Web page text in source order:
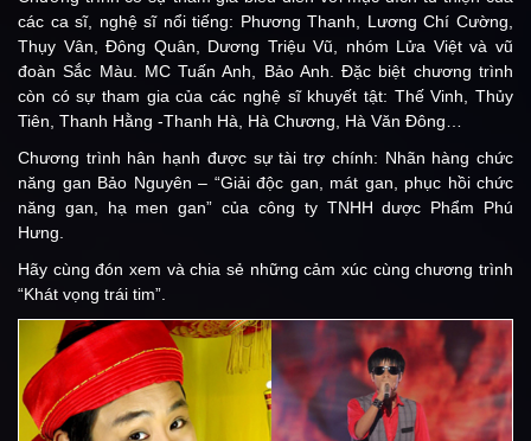
các ca sĩ, nghệ sĩ nổi tiếng: Phương Thanh, Lương Chí Cường,
Thụy Vân, Đông Quân, Dương Triệu Vũ, nhóm Lửa Việt và vũ
đoàn Sắc Màu. MC Tuấn Anh, Bảo Anh. Đặc biệt chương trình
còn có sự tham gia của các nghệ sĩ khuyết tật: Thế Vinh, Thủy
Tiên, Thanh Hằng -Thanh Hà, Hà Chương, Hà Văn Đông…
Chương trình hân hạnh được sự tài trợ chính: Nhãn hàng chức
năng gan Bảo Nguyên – “Giải độc gan, mát gan, phục hồi chức
năng gan, hạ men gan” của công ty TNHH dược Phẩm Phú
Hưng.
Hãy cùng đón xem và chia sẻ những cảm xúc cùng chương trình
“Khát vọng trái tim”.